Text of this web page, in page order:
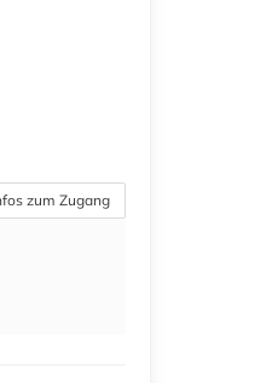
zum Zugang